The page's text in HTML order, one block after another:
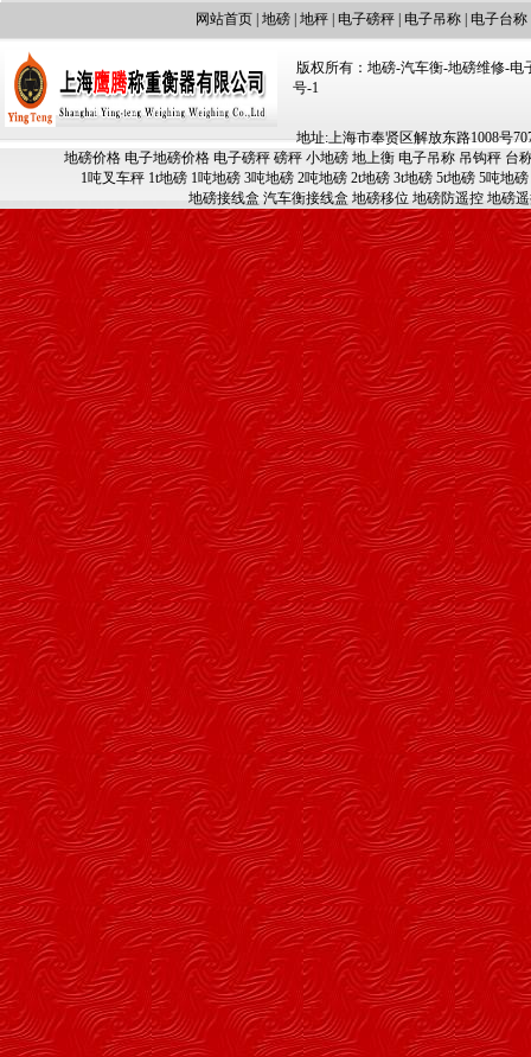
网站首页 地磅 地秤 电子磅秤 电子吊称 电子台称
版权所有：地磅-汽车衡-地磅维修-电
号-1
地址:上海市奉贤区解放东路1008号
地磅价格 电子地磅价格 电子磅秤 磅秤 小地磅 地上衡 电子吊称 吊钩秤 台
1吨叉车秤 1t地磅 1吨地磅 3吨地磅 2吨地磅 2t地磅 3t地磅 5t地磅 5吨地磅
地磅接线盒 汽车衡接线盒 地磅移位 地磅防遥控 地磅